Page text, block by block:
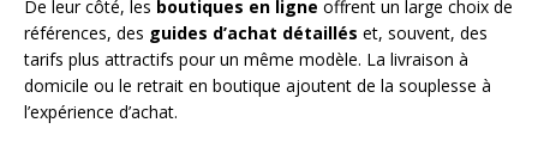
De leur côté, les boutiques en ligne offrent un large choix de
références, des guides d’achat détaillés et, souvent, des
tarifs plus attractifs pour un même modèle. La livraison à
domicile ou le retrait en boutique ajoutent de la souplesse à
l’expérience d’achat.